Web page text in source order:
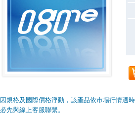
因規格及國際價格浮動，該產品依市場行情適
必先與線上客服聯繫。